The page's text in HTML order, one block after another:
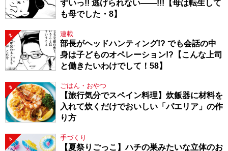
ずいっ!! 逃げられない――!!!【母は転生して
も母でした・8】
2 連載
部長がヘッドハンティング!? でも会話の中
身は子どものオペレーション!?【こんな上司
と働きたいわけでして！58】
3 ごはん・おやつ
【旅行気分でスペイン料理】炊飯器に材料を
入れて炊くだけでおいしい「パエリア」の作
り方
4 手づくり
【夏祭りごっこ】ハチの巣みたいな立体のお